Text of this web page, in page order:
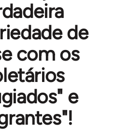
de
com os
e